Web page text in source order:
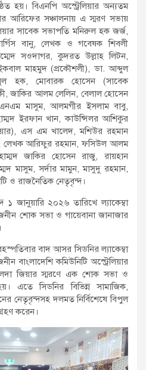
হয়। বিএনপি অস্ট্রেলিয়ার অন্যতম
আরিফের সঞ্চালনায় এ স্মরণ সভায়
সাবেক সভাপতি মনিরুল হক জর্জ,
বানু, লেখক ও গবেষক শিবলী
সওদাগর, কুদরত উল্লাহ লিটন,
মাহমুদ (প্রকৌশলী), ডা. আব্দুল
হক, মোবারক হোসেন (সাবেক
জাকির আলম লেলিন, বেলাল হোসেন
মাসুম, আলমগীর ইসলাম বাবু,
ইরফান খান, কাউন্সিলর আশিকুর
এস এম খালেদ, মশিউর রহমান
লেখক আরিফুর রহমান, ফসিউল আলম
জাকির হোসেন রাজু, রায়হান
মাসুম, সর্দার মামুন, মাসুদু রহমান,
ও রাজনৈতিক নেতৃবৃন্দ।
জানুয়ারি ২০২৬ তারিখে ল্যাকেম্বা
শোক সভা ও গায়েবানা জানাজার
বাদ আসর সিডনির ল্যাকেম্বা
বাংলাদেশি কমিউনিটি অস্ট্রেলিয়ার
জিয়ার স্মরণে এক শোক সভা ও
এতে সিডনির বিভিন্ন সামাজিক,
নেতৃবৃন্দসহ দলমত নির্বিশেষে বিপুল
করেন।